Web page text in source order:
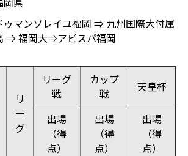
ゥマンソレイユ福岡 ⇒ 九州国際大付属
⇒ 福岡大⇒アビスパ福岡
リ
ー
グ
リーグ
戦
カップ
戦
天皇杯
出場
（得
点）
出場
（得
点）
出場
（得
点）